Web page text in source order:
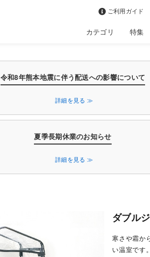
ご利用ガイド
カテゴリ 特集
令和8年熊本地震に伴う配送への影響について
詳細を見る ≫
夏季長期休業のお知らせ
詳細を見る ≫
ダブル
寒さや霜か
い温室です